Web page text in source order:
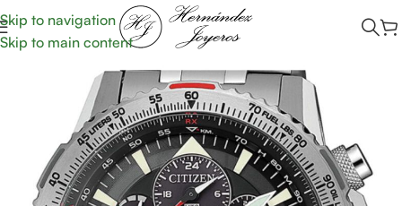
Skip to navigation
Skip to main content